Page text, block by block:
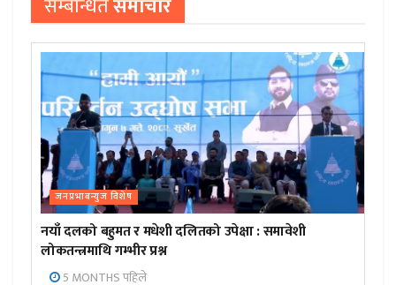
सम्बन्धितसमाचार
जनप्रभाबन्युज विशेष
नयाँ दलको बहुमत र मधेशी दलितको उपेक्षा : समावेशी
लोकतन्त्रमाथि गम्भीर प्रश्न
5 MONTHS पहिले